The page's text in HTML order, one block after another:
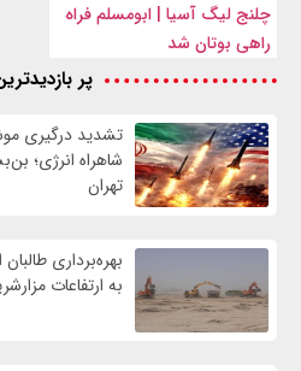
چلنج لیگ آسیا | ابومسلم فراه
راهی بوتان شد
پر
تشدید درگیری
شاهراه انرژی؛
تهران
بهره‌برداری
به ارتفاعات